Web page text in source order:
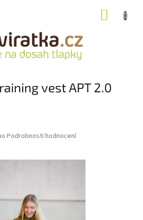
vest APT 2.0
Podrobnosti hodnocení